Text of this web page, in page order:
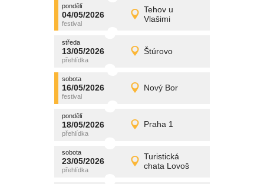
pondělí
04/05/2026
Tehov u
Vlašimi
pondělí
04/05/2026 Detail
promítání
středa
13/05/2026 Štúrovo
středa
13/05/2026 Detail
promítání
sobota
16/05/2026 Nový Bor
sobota
16/05/2026 Detail
promítání
pondělí
18/05/2026 Praha 1
pondělí
18/05/2026 Detail
promítání
sobota
23/05/2026
Turistická
chata Lovoš
sobota
23/05/2026 Detail
promítání